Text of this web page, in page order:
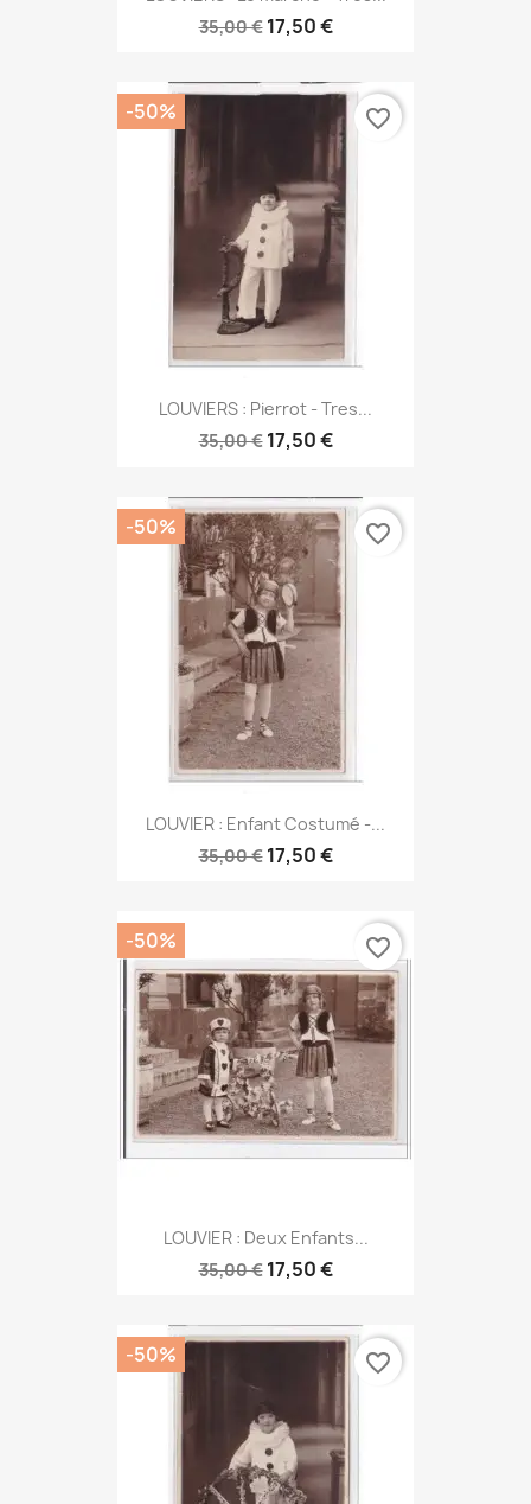
35,00 € 17,50 €
LOUVIERS : Pierrot - Tres...
35,00 € 17,50 €
-50% favorite_border
LOUVIER : Enfant Costumé -...
35,00 € 17,50 €
-50% favorite_border
LOUVIER : Deux Enfants...
35,00 € 17,50 €
-50% favorite_border
-50% favorite_border